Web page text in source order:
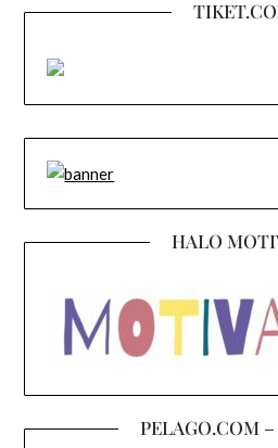
HALO
PELAGO.COM